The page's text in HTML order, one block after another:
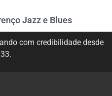
Jazz e Blues
com credibilidade desde